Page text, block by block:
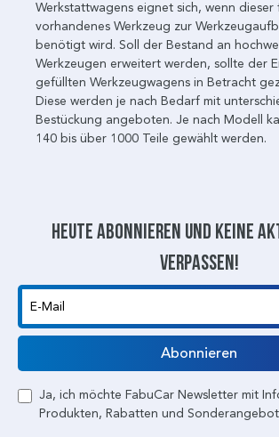
Werkstattwagens eignet sich, wenn dieser
vorhandenes Werkzeug zur
benötigt wird. Soll der Bestand an
Werkzeugen erweitert werden, sollte der
gefüllten Werkzeugwagens in Betracht
Diese werden je nach Bedarf mit
Bestückung angeboten. Je nach Modell
140 bis über 1000 Teile gewählt werden.
Heute abonnieren und keine
verpassen!
E-Mail
Abonnieren
Ja, ich möchte FabuCar Newsletter mit
Produkten, Rabatten und